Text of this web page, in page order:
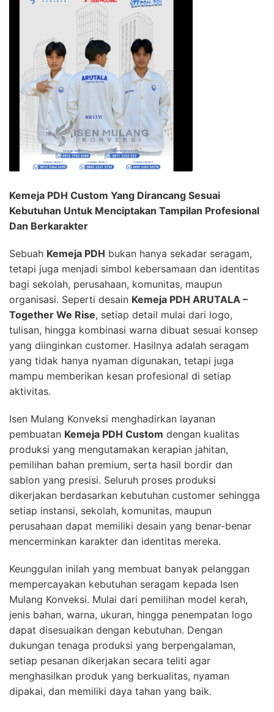
Kemeja PDH Custom Yang Dirancang Sesuai
Kebutuhan Untuk Menciptakan Tampilan Profesional
Dan Berkarakter
Sebuah Kemeja PDH bukan hanya sekadar seragam,
tetapi juga menjadi simbol kebersamaan dan identitas
bagi sekolah, perusahaan, komunitas, maupun
organisasi. Seperti desain Kemeja PDH ARUTALA –
Together We Rise, setiap detail mulai dari logo,
tulisan, hingga kombinasi warna dibuat sesuai konsep
yang diinginkan customer. Hasilnya adalah seragam
yang tidak hanya nyaman digunakan, tetapi juga
mampu memberikan kesan profesional di setiap
aktivitas.
Isen Mulang Konveksi menghadirkan layanan
pembuatan Kemeja PDH Custom dengan kualitas
produksi yang mengutamakan kerapian jahitan,
pemilihan bahan premium, serta hasil bordir dan
sablon yang presisi. Seluruh proses produksi
dikerjakan berdasarkan kebutuhan customer sehingga
setiap instansi, sekolah, komunitas, maupun
perusahaan dapat memiliki desain yang benar-benar
mencerminkan karakter dan identitas mereka.
Keunggulan inilah yang membuat banyak pelanggan
mempercayakan kebutuhan seragam kepada Isen
Mulang Konveksi. Mulai dari pemilihan model kerah,
jenis bahan, warna, ukuran, hingga penempatan logo
dapat disesuaikan dengan kebutuhan. Dengan
dukungan tenaga produksi yang berpengalaman,
setiap pesanan dikerjakan secara teliti agar
menghasilkan produk yang berkualitas, nyaman
dipakai, dan memiliki daya tahan yang baik.